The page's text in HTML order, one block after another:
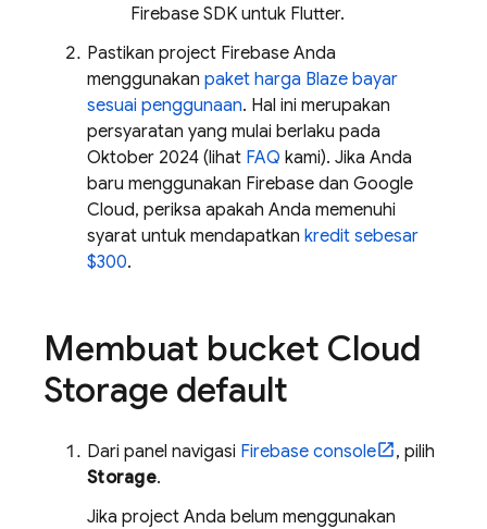
Firebase SDK untuk Flutter.
Pastikan project Firebase Anda
menggunakan paket harga Blaze bayar
sesuai penggunaan. Hal ini merupakan
persyaratan yang mulai berlaku pada
Oktober 2024 (lihat FAQ kami). Jika Anda
baru menggunakan Firebase dan Google
Cloud, periksa apakah Anda memenuhi
syarat untuk mendapatkan kredit sebesar
$300.
Membuat bucket Cloud
Storage default
Dari panel navigasi Firebase console
, pilih
Storage.
Jika project Anda belum menggunakan